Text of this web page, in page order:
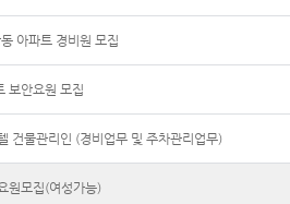
아파트 경비원 모집
보안요원 모집
건물관리인 (경비업무 및 주차관리업무)
원모집(여성가능)